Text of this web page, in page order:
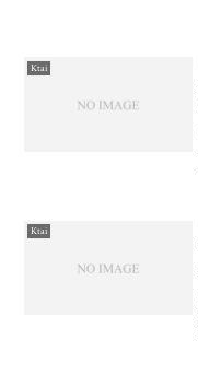
Ktai
Ktai